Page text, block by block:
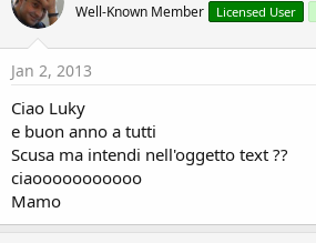
Well-Known Member Licensed User
Jan 2, 2013
Ciao Luky
e buon anno a tutti
Scusa ma intendi nell'oggetto text ??
ciaooooooooooo
Mamo